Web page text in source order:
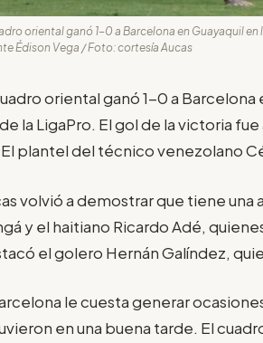
oriental ganó 1-0 a Barcelona en Guayaquil
Édison Vega / Foto: cortesía Aucas
oriental ganó 1-0 a
la LigaPro. El gol de la victoria
plantel del técnico venezolano
volvió a demostrar que tiene una
y el haitiano Ricardo Adé,
el golero Hernán Galíndez,
le cuesta generar
en una buena tarde. El